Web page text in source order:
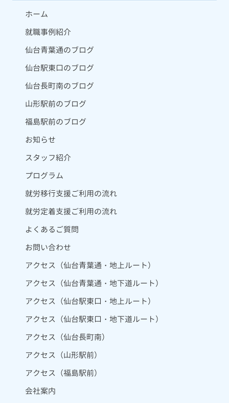
ホーム
就職事例紹介
仙台青葉通のブログ
仙台駅東口のブログ
仙台長町南のブログ
山形駅前のブログ
福島駅前のブログ
お知らせ
スタッフ紹介
プログラム
就労移行支援ご利用の流れ
就労定着支援ご利用の流れ
よくあるご質問
お問い合わせ
アクセス（仙台青葉通・地上ルート）
アクセス（仙台青葉通・地下道ルート）
アクセス（仙台駅東口・地上ルート）
アクセス（仙台駅東口・地下道ルート）
アクセス（仙台長町南）
アクセス（山形駅前）
アクセス（福島駅前）
会社案内